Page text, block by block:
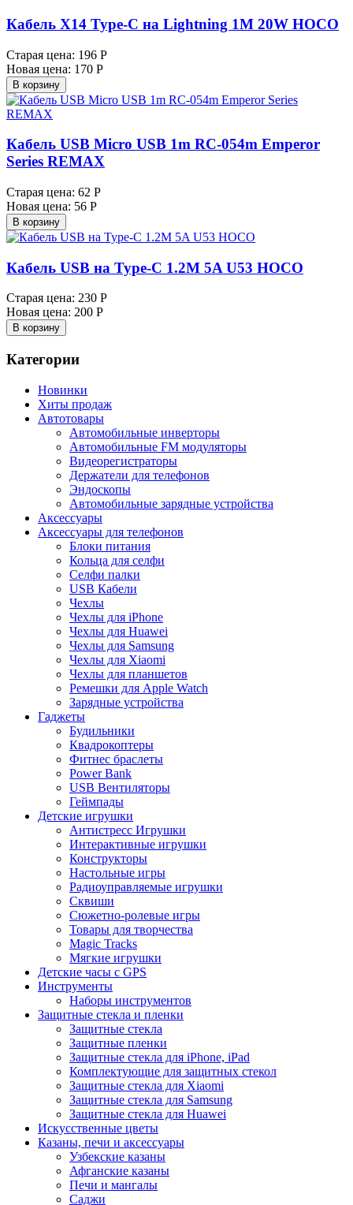
Кабель X14 Type-C на Lightning 1M 20W HOCO
Старая цена: 196 Р
Новая цена: 170 Р
В корзину
Кабель USB Micro USB 1m RC-054m Emperor
Series REMAX
Старая цена: 62 Р
Новая цена: 56 Р
В корзину
Кабель USB на Type-C 1.2M 5A U53 HOCO
Старая цена: 230 Р
Новая цена: 200 Р
В корзину
Категории
Новинки
Хиты продаж
Автотовары
Автомобильные инверторы
Автомобильные FM модуляторы
Видеорегистраторы
Держатели для телефонов
Эндоскопы
Автомобильные зарядные устройства
Аксессуары
Аксессуары для телефонов
Блоки питания
Кольца для селфи
Селфи палки
USB Кабели
Чехлы
Чехлы для iPhone
Чехлы для Huawei
Чехлы для Samsung
Чехлы для Xiaomi
Чехлы для планшетов
Ремешки для Apple Watch
Зарядные устройства
Гаджеты
Будильники
Квадрокоптеры
Фитнес браслеты
Power Bank
USB Вентиляторы
Геймпады
Детские игрушки
Антистресс Игрушки
Интерактивные игрушки
Конструкторы
Настольные игры
Радиоуправляемые игрушки
Сквиши
Сюжетно-ролевые игры
Товары для творчества
Magic Tracks
Мягкие игрушки
Детские часы с GPS
Инструменты
Наборы инструментов
Защитные стекла и пленки
Защитные стекла
Защитные пленки
Защитные стекла для iPhone, iPad
Комплектующие для защитных стекол
Защитные стекла для Xiaomi
Защитные стекла для Samsung
Защитные стекла для Huawei
Искусственные цветы
Казаны, печи и аксессуары
Узбекские казаны
Афганские казаны
Печи и мангалы
Саджи